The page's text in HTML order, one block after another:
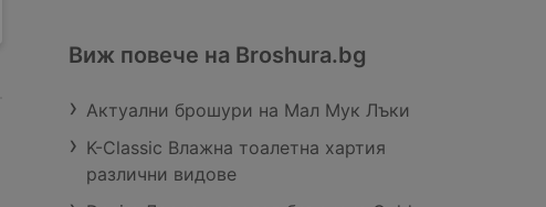
Виж повече на Broshura.bg
Актуални брошури на Мал Мук Лъки
K-Classic Влажна тоалетна хартия
различни видове